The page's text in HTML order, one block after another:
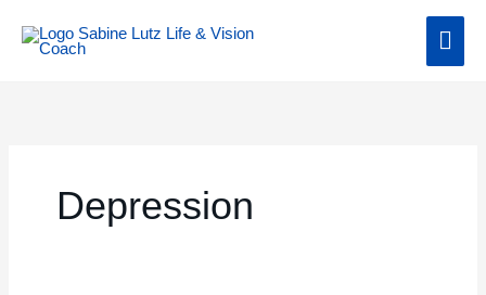
Inhalt
Depression